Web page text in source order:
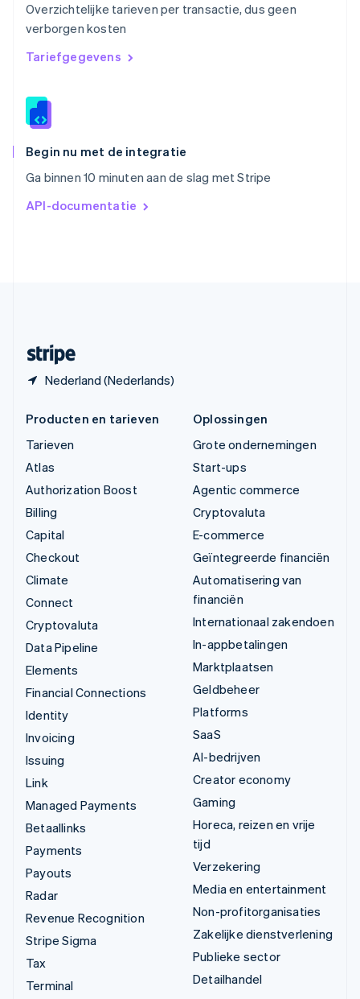
Overzichtelijke tarieven per transactie, dus geen
verborgen kosten
Tariefgegevens
Begin nu met de integratie
Ga binnen 10 minuten aan de slag met Stripe
API-documentatie
Nederland (Nederlands)
EnglishItaliano
Slowakije
English
Spanje
Thailand
Tsjechië
English
简体中文English
English
Producten en tarieven
Tarieven
Atlas
Authorization Boost
Billing
Capital
Checkout
Climate
Connect
Cryptovaluta
Data Pipeline
Elements
Financial Connections
Identity
Invoicing
Issuing
Link
Managed Payments
Betaallinks
Payments
Payouts
Radar
Revenue Recognition
Stripe Sigma
Tax
Terminal
Oplossingen
Grote ondernemingen
Start-ups
Agentic commerce
Cryptovaluta
E-commerce
Geïntegreerde financiën
Automatisering van
financiën
Internationaal zakendoen
In-appbetalingen
Marktplaatsen
Geldbeheer
Platforms
SaaS
AI-bedrijven
Creator economy
Gaming
Horeca, reizen en vrije
tijd
Verzekering
Media en entertainment
Non-profitorganisaties
Zakelijke dienstverlening
Publieke sector
Detailhandel